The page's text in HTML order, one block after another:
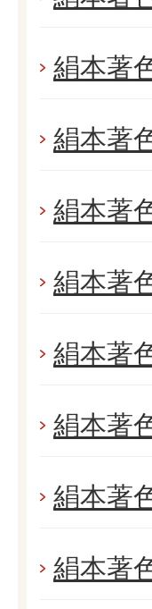
絹本著
絹本著
絹本著
絹本著
絹本著
絹本著
絹本著
絹本著